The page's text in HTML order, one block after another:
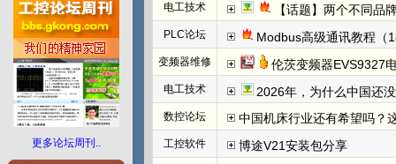
更多论坛周刊..
电工技术 【话题】两个不同品
PLC论坛 Modbus高级通讯教程（
变频器维修 伦茨变频器EVS9327
电工技术 2026年，为什么中国还
数控论坛 中国机床行业还有希望吗？
工控软件 博途V21安装包分享